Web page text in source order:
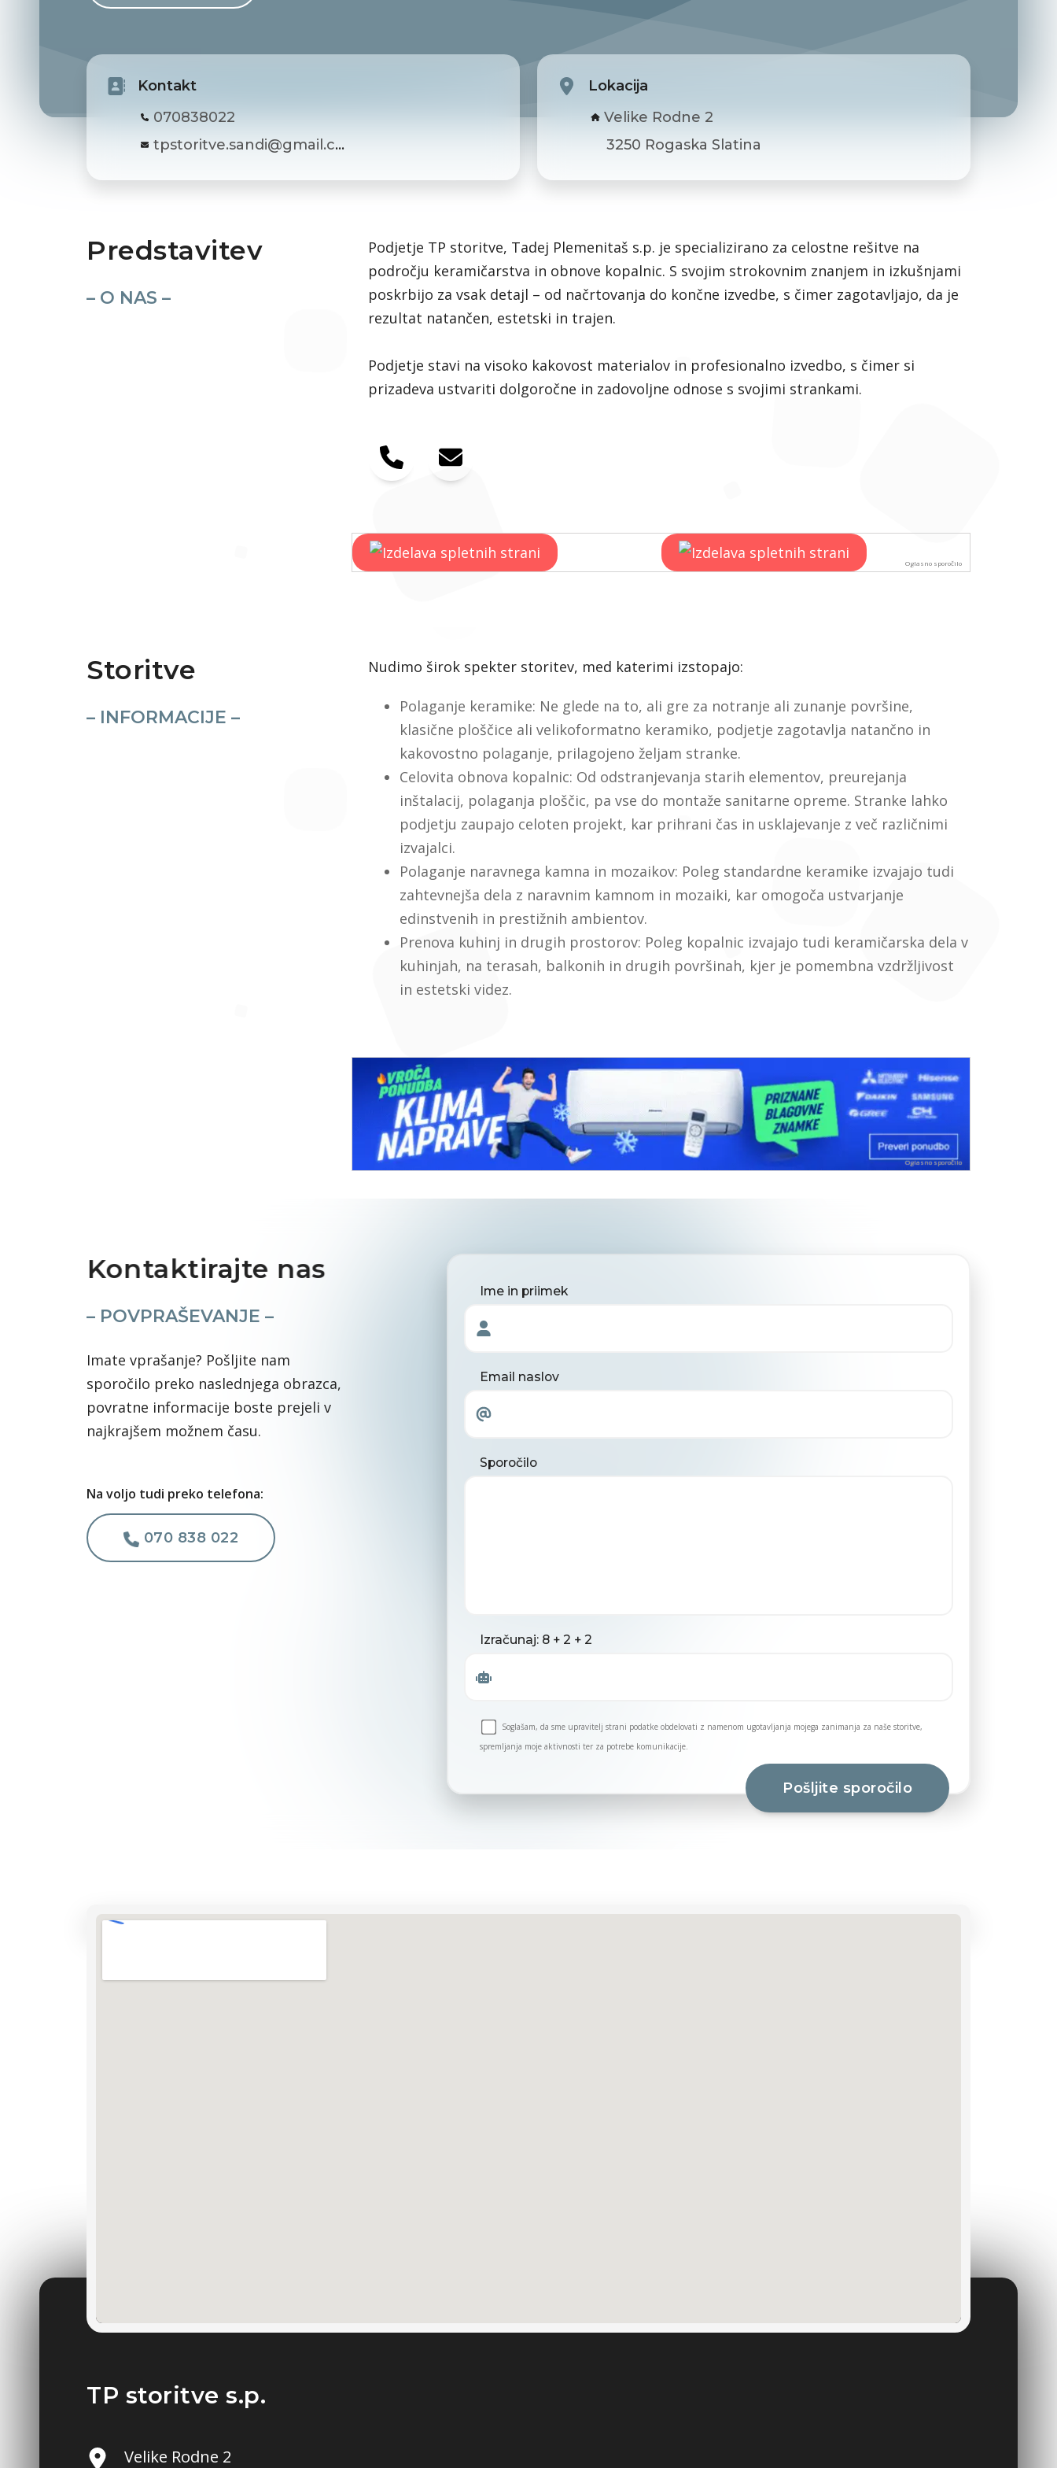
Kontakt
070838022
tpstoritve.sandi@gmail.com
Lokacija
Velike Rodne 2
3250 Rogaska Slatina
Predstavitev
– O NAS –
Podjetje TP storitve, Tadej Plemenitaš s.p. je specializirano za celostne rešitve na
področju keramičarstva in obnove kopalnic. S svojim strokovnim znanjem in izkušnjami
poskrbijo za vsak detajl – od načrtovanja do končne izvedbe, s čimer zagotavljajo, da je
rezultat natančen, estetski in trajen.
Podjetje stavi na visoko kakovost materialov in profesionalno izvedbo, s čimer si
prizadeva ustvariti dolgoročne in zadovoljne odnose s svojimi strankami.
Oglasno sporočilo
Storitve
– INFORMACIJE –
Nudimo širok spekter storitev, med katerimi izstopajo:
Polaganje keramike: Ne glede na to, ali gre za notranje ali zunanje površine,
klasične ploščice ali velikoformatno keramiko, podjetje zagotavlja natančno in
kakovostno polaganje, prilagojeno željam stranke.
Celovita obnova kopalnic: Od odstranjevanja starih elementov, preurejanja
inštalacij, polaganja ploščic, pa vse do montaže sanitarne opreme. Stranke lahko
podjetju zaupajo celoten projekt, kar prihrani čas in usklajevanje z več različnimi
izvajalci.
Polaganje naravnega kamna in mozaikov: Poleg standardne keramike izvajajo tudi
zahtevnejša dela z naravnim kamnom in mozaiki, kar omogoča ustvarjanje
edinstvenih in prestižnih ambientov.
Prenova kuhinj in drugih prostorov: Poleg kopalnic izvajajo tudi keramičarska dela v
kuhinjah, na terasah, balkonih in drugih površinah, kjer je pomembna vzdržljivost
in estetski videz.
Oglasno sporočilo
Kontaktirajte nas
– POVPRAŠEVANJE –
Imate vprašanje? Pošljite nam
sporočilo preko naslednjega obrazca,
povratne informacije boste prejeli v
najkrajšem možnem času.
Na voljo tudi preko telefona:
070 838 022
Ime in priimek
Email naslov
Sporočilo
Izračunaj: 8 + 2 + 2
Soglašam, da sme upravitelj strani podatke obdelovati z namenom ugotavljanja mojega zanimanja za naše storitve,
spremljanja moje aktivnosti ter za potrebe komunikacije.
TP storitve s.p.
Velike Rodne 2